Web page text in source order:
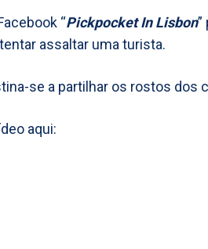
“Pickpocket In Lisbon
assaltar uma turista.
se a partilhar os rostos dos
aqui: